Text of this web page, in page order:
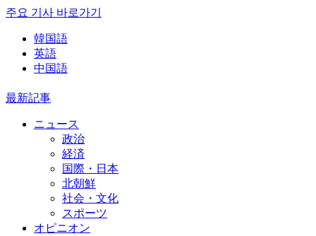
주요 기사 바로가기
韓国語
英語
中国語
最新記事
ニュース
政治
経済
国際・日本
北朝鮮
社会・文化
スポーツ
オピニオン